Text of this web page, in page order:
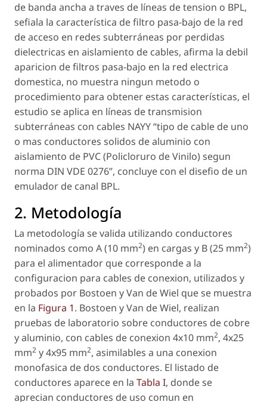
de banda ancha a traves de líneas de tension o BPL,
sefiala la característica de filtro pasa-bajo de la red
de acceso en redes subterráneas por perdidas
dielectricas en aislamiento de cables, afirma la debil
aparicion de filtros pasa-bajo en la red electrica
domestica, no muestra ningun metodo o
procedimiento para obtener estas características, el
estudio se aplica en líneas de transmision
subterráneas con cables NAYY “tipo de cable de uno
o mas conductores solidos de aluminio con
aislamiento de PVC (Policloruro de Vinilo) segun
norma DIN VDE 0276”, concluye con el disefio de un
emulador de canal BPL.
2. Metodología
La metodología se valida utilizando conductores
nominados como A (10 mm2) en cargas y B (25 mm2)
para el alimentador que corresponde a la
configuracion para cables de conexion, utilizados y
probados por Bostoen y Van de Wiel que se muestra
en la Figura 1. Bostoen y Van de Wiel, realizan
pruebas de laboratorio sobre conductores de cobre
y aluminio, con cables de conexion 4x10 mm2, 4x25
mm2 y 4x95 mm2, asimilables a una conexion
monofasica de dos conductores. El listado de
conductores aparece en la Tabla I, donde se
aprecian conductores de uso comun en